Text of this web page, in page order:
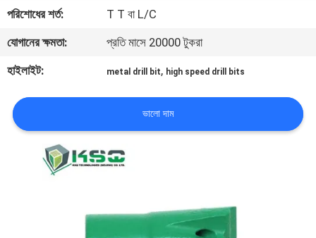
নিয়ন্ত্রণ
যোগাযোগ
উদ্ধৃতির
আবেদন
পরিশোধের শর্ত:
T T বা L/C
যোগানের ক্ষমতা:
প্রতি মাসে 20000 টুকরা
হাইলাইট:
metal drill bit, high speed drill bits
ভালো দাম